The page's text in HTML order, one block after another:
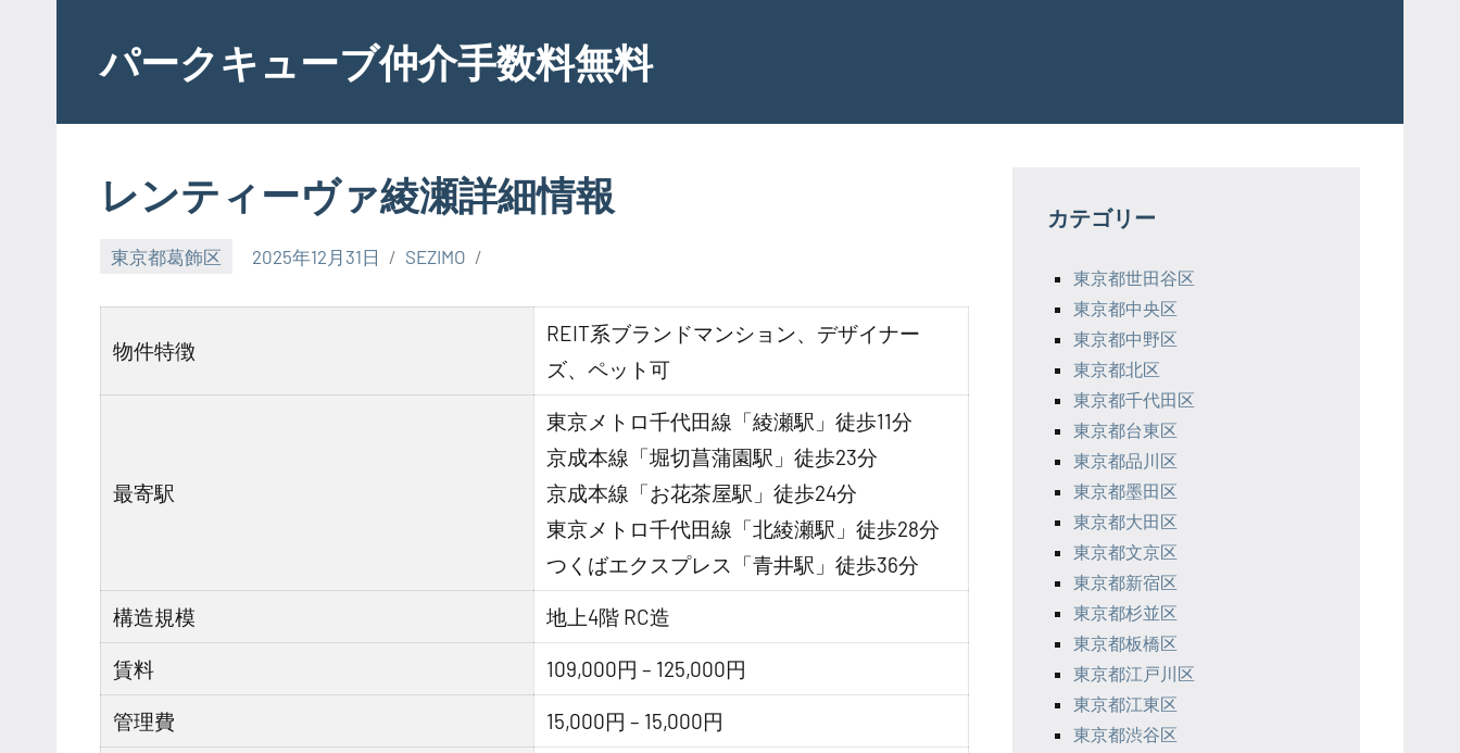
contentパークキューブ仲介手数料無料
レンティーヴァ綾瀬詳細情報
東京都葛飾区 2025年12月31日 SEZIMO
物件特徴
REIT系ブランドマンション、デザイナー
ズ、ペット可
最寄駅
東京メトロ千代田線「綾瀬駅」徒歩11分
京成本線「堀切菖蒲園駅」徒歩23分
京成本線「お花茶屋駅」徒歩24分
東京メトロ千代田線「北綾瀬駅」徒歩28分
つくばエクスプレス「青井駅」徒歩36分
構造規模 地上4階 RC造
賃料 109,000円 – 125,000円
管理費 15,000円 – 15,000円
カテゴリー
東京都世田谷区
東京都中央区
東京都中野区
東京都北区
東京都千代田区
東京都台東区
東京都品川区
東京都墨田区
東京都大田区
東京都文京区
東京都新宿区
東京都杉並区
東京都板橋区
東京都江戸川区
東京都江東区
東京都渋谷区